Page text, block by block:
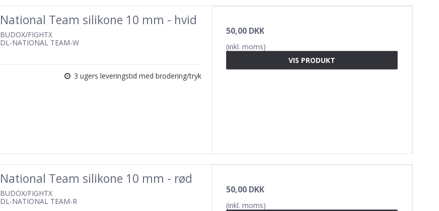
National Team silikone 10 mm - hvid
BUDOX/FIGHTX
DL-NATIONAL TEAM-W
3 ugers leveringstid med brodering/tryk
50,00 DKK
(inkl. moms)
VIS PRODUKT
National Team silikone 10 mm - rød
BUDOX/FIGHTX
DL-NATIONAL TEAM-R
50,00 DKK
(inkl. moms)